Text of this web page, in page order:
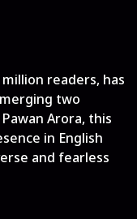
readers, has
two
Arora, this
in English
and fearless